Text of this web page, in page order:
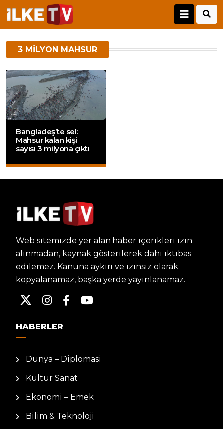
3 MILYON MAHSUR
Bangladeş’te sel:
Mahsur kalan kişi
sayısı 3 milyona çıktı
Web sitemizde yer alan haber içerikleri izin
alınmadan, kaynak gösterilerek dahi iktibas
edilemez. Kanuna aykırı ve izinsiz olarak
kopyalanamaz, başka yerde yayınlanamaz.
HABERLER
Dünya – Diplomasi
Kültür Sanat
Ekonomi – Emek
Bilim & Teknoloji